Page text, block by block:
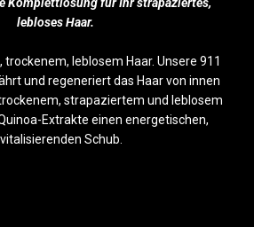
lebloses Haar.
leblosem Haar. Unsere 911
und regeneriert das Haar von innen
strapaziertem und leblosem
Extrakte einen energetischen,
Schub.